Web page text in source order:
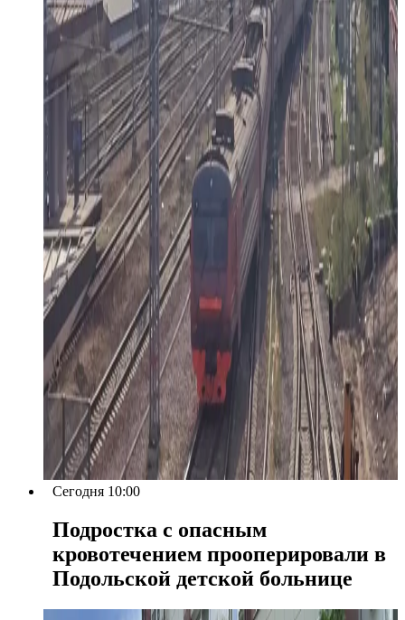
Сегодня 10:00
Подростка с опасным
кровотечением прооперировали в
Подольской детской больнице